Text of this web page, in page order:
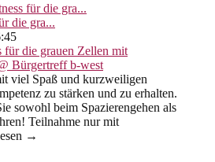
für die gra...
die gra...
viel Spaß und kurzweiligen
zu stärken und zu erhalten.
sowohl beim Spazierengehen als
Teilnahme nur mit
→